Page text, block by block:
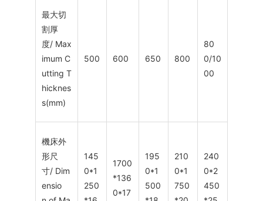
最大切
割厚
度/ Max
imum C
utting T
hicknes
s(mm)
500 600 650 800
80
0/10
00
機床外
形尺
寸/ Dim
ensio
145
0*1
250
1700
*136
0*17
195
0*1
500
210
0*1
750
240
0*2
450